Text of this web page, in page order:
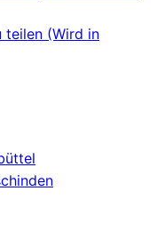
teilen (Wird in